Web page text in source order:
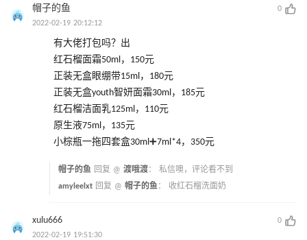
帽子的鱼
0
2022-02-19 20:12:12
有大佬打包吗？出
红石榴面霜50ml，150元
正装无盒眼绷带15ml，180元
正装无盒youth智妍面霜30ml，185元
红石榴洁面乳125ml，110元
原生液75ml，135元
小棕瓶一拖四套盒30ml➕7ml*4，350元
帽子的鱼 回复 @ 渡哦渡： 私信噢，评论看不到
amyleelxt 回复 @ 帽子的鱼： 收红石榴洗面奶
xulu666
0
2022-02-19 19:51:30